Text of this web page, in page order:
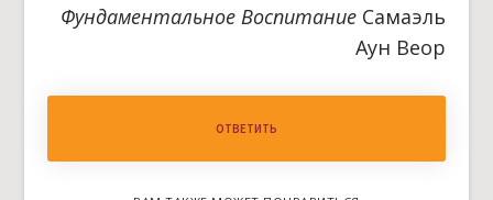
Фундаментальное Воспитание Самаэль
Аун Веор
ОТВЕТИТЬ